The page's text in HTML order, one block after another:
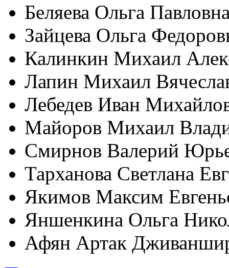
Беляева Ольга
Зайцева Ольга
Калинкин Михаил
Лапин Михаил
Лебедев Иван
Майоров Михаил
Смирнов Валерий
Тарханова Светлана
Якимов Максим
Яншенкина Ольга
Афян Артак